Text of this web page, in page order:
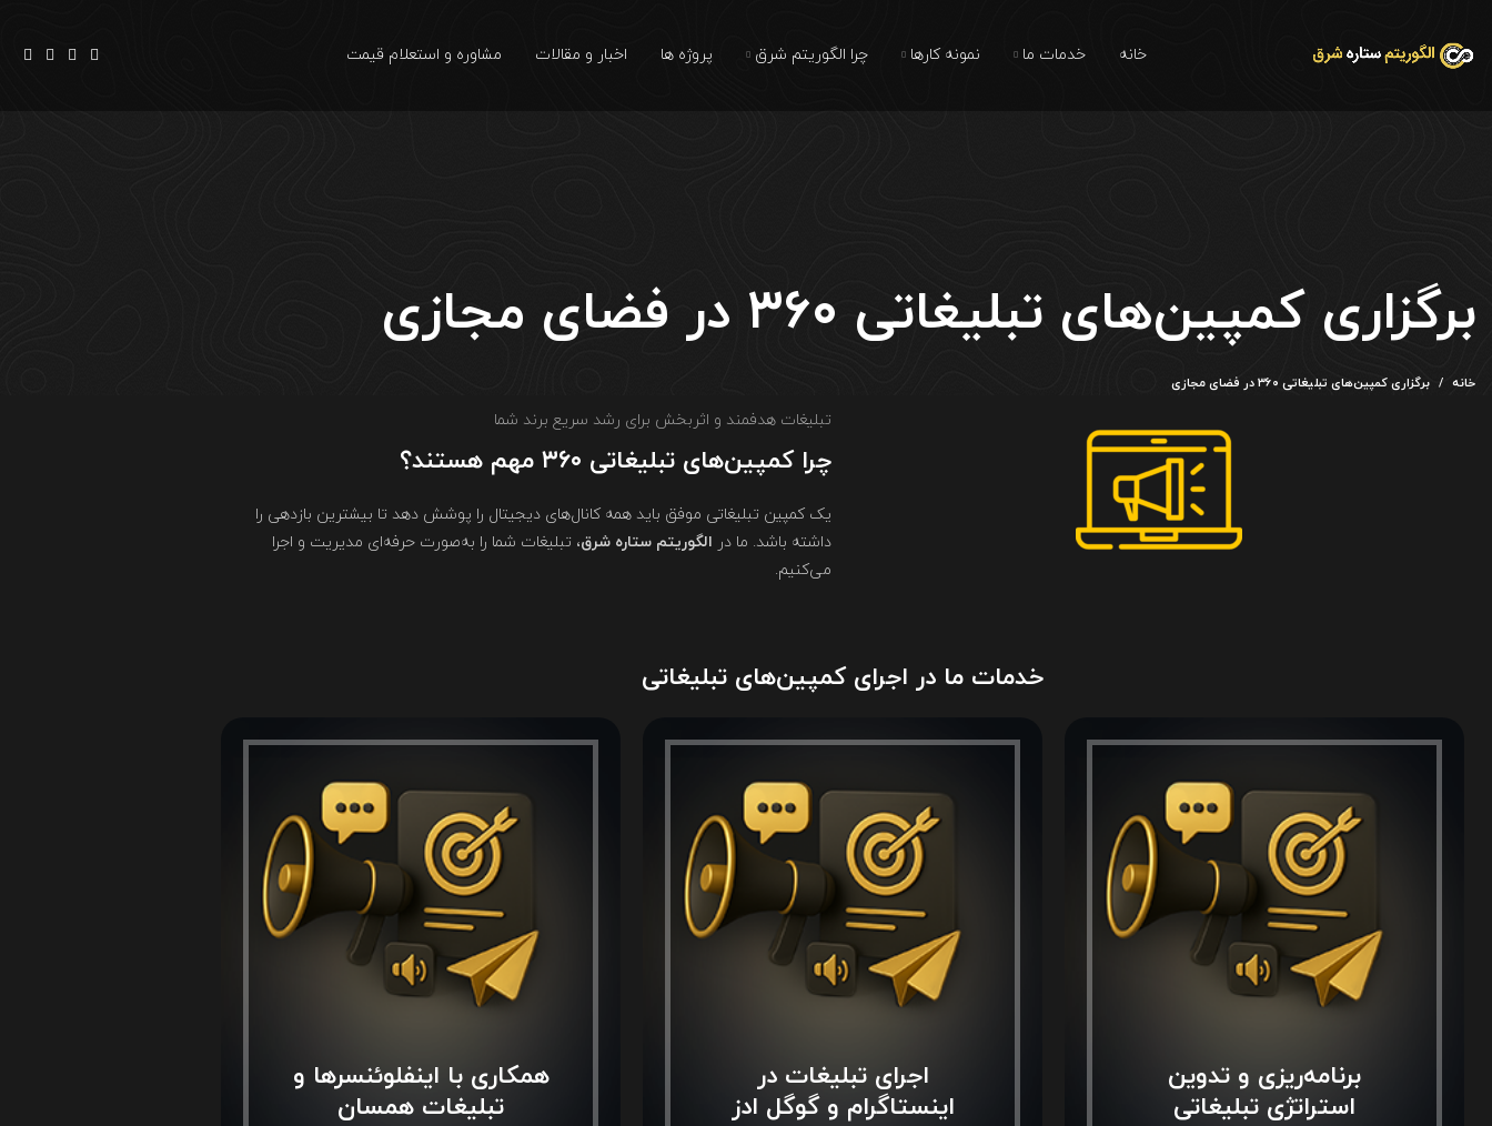
خانه خدمات ما نمونه کارها چرا الگوریتم شرق پروژه ها اخبار و مقالات مشاوره و استعلام قیمت
برگزاری کمپین‌های تبلیغاتی ۳۶۰ در فضای مجازی
خانه برگزاری کمپین‌های تبلیغاتی ۳۶۰ در فضای مجازی
تبلیغات هدفمند و اثربخش برای رشد سریع برند شما
چرا کمپین‌های تبلیغاتی ۳۶۰ مهم هستند؟
یک کمپین تبلیغاتی موفق باید همه کانال‌های دیجیتال را پوشش دهد تا بیشترین بازدهی را
داشته باشد. ما در الگوریتم ستاره شرق، تبلیغات شما را به‌صورت حرفه‌ای مدیریت و اجرا
می‌کنیم.
خدمات ما در اجرای کمپین‌های تبلیغاتی
برنامه‌ریزی و تدوین
استراتژی تبلیغاتی
اجرای تبلیغات در
اینستاگرام و گوگل ادز
همکاری با اینفلوئنسرها و
تبلیغات همسان